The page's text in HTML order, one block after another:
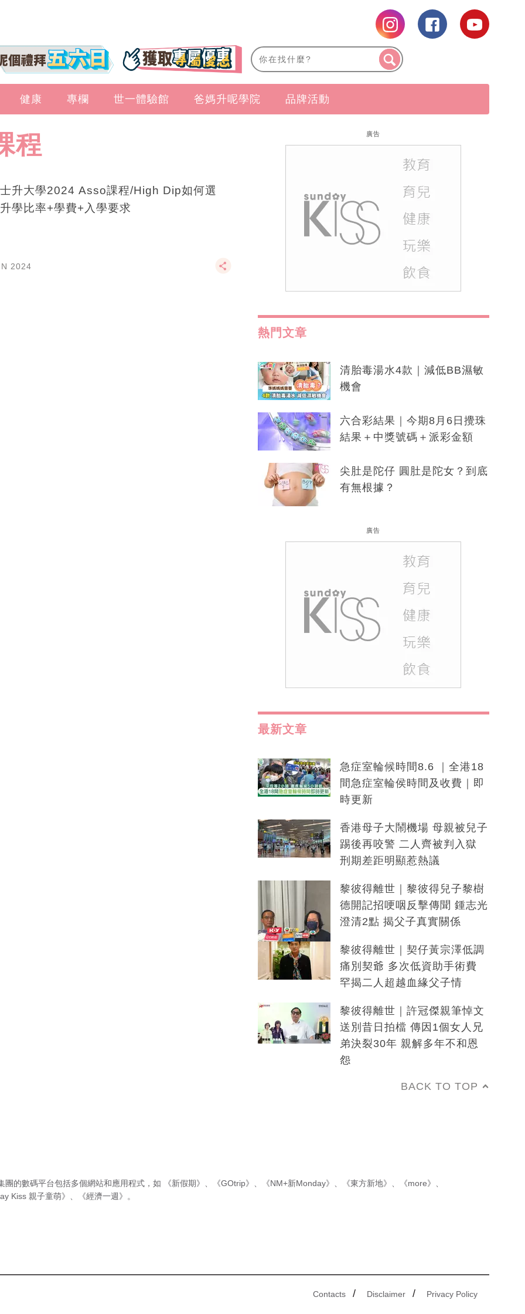
健康 專欄 世一體驗館 爸媽升呢學院 品牌活動
程
升大學2024 Asso課程/High Dip如何選
學比率+學費+入學要求
2024
廣告
熱門文章
清胎毒湯水4款｜減低BB濕敏
機會
六合彩結果｜今期8月6日攪珠
結果＋中獎號碼＋派彩金額
尖肚是陀仔 圓肚是陀女？到底
有無根據？
廣告
最新文章
急症室輪候時間8.6 ｜全港18
間急症室輪侯時間及收費｜即
時更新
香港母子大鬧機場 母親被兒子
踢後再咬警 二人齊被判入獄
刑期差距明顯惹熱議
黎彼得離世｜黎彼得兒子黎樹
德開記招哽咽反擊傳聞 鍾志光
澄清2點 揭父子真實關係
黎彼得離世｜契仔黃宗澤低調
痛別契爺 多次低資助手術費
罕揭二人超越血緣父子情
黎彼得離世｜許冠傑親筆悼文
送別昔日拍檔 傳因1個女人兄
弟決裂30年 親解多年不和恩
怨
BACK TO TOP
團的數碼平台包括多個網站和應用程式，如 《新假期》 《GOtrip》 《NM+新Monday》 《東方新地》 《more》
Kiss 親子童萌》
《經濟一週》 。
Contacts / Disclaimer / Privacy Policy